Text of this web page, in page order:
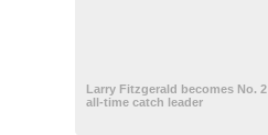
Larry Fitzgerald becomes No. 2
all-time catch leader